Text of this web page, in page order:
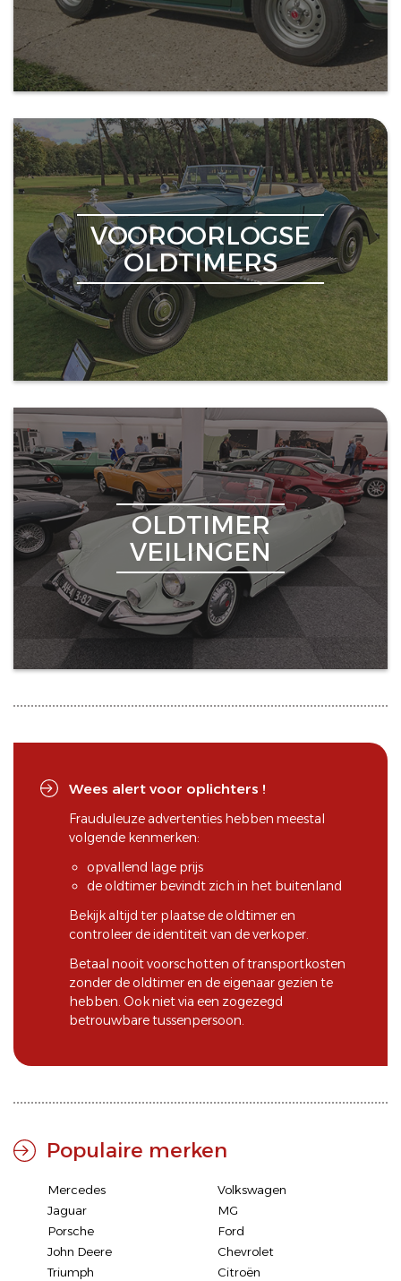
VOOROORLOGSE
OLDTIMERS
OLDTIMER
VEILINGEN
Wees alert voor oplichters !
Frauduleuze advertenties hebben meestal
volgende kenmerken:
opvallend lage prijs
de oldtimer bevindt zich in het buitenland
Bekijk altijd ter plaatse de oldtimer en
controleer de identiteit van de verkoper.
Betaal nooit voorschotten of transportkosten
zonder de oldtimer en de eigenaar gezien te
hebben. Ook niet via een zogezegd
betrouwbare tussenpersoon.
Populaire merken
Mercedes
Volkswagen
Jaguar
MG
Porsche
Ford
John Deere
Chevrolet
Triumph
Citroën